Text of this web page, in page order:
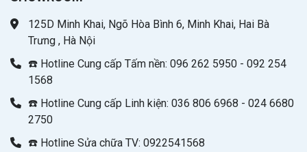
125D Minh Khai, Ngõ Hòa Bình 6, Minh Khai, Hai Bà
Trưng , Hà Nội
☎️ Hotline Cung cấp Tấm nền: 096 262 5950 - 092 254
1568
☎️ Hotline Cung cấp Linh kiện: 036 806 6968 - 024 6680
2750
☎️ Hotline Sửa chữa TV: 0922541568